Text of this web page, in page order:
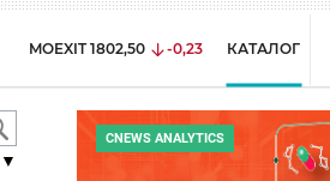
MOEXIT 1802,50 -0,23 КАТАЛОГ
CNEWS ANALYTICS